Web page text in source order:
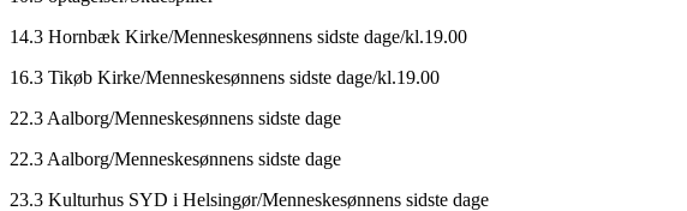
14.3 Hornbæk Kirke/Menneskesønnens sidste dage/kl.19.00
16.3 Tikøb Kirke/Menneskesønnens sidste dage/kl.19.00
22.3 Aalborg/Menneskesønnens sidste dage
22.3 Aalborg/Menneskesønnens sidste dage
23.3 Kulturhus SYD i Helsingør/Menneskesønnens sidste dage